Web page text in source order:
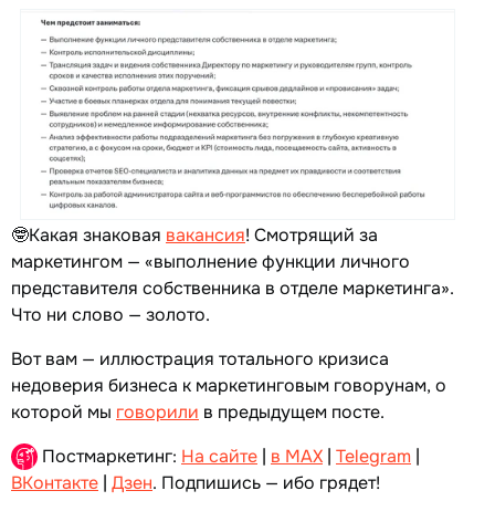
🤓Какая знаковая вакансия! Смотрящий за
маркетингом — «выполнение функции личного
представителя собственника в отделе маркетинга».
Что ни слово — золото.
Вот вам — иллюстрация тотального кризиса
недоверия бизнеса к маркетинговым говорунам, о
которой мы говорили в предыдущем посте.
Постмаркетинг: На сайте | в MAX | Telegram |
ВКонтакте | Дзен. Подпишись — ибо грядет!